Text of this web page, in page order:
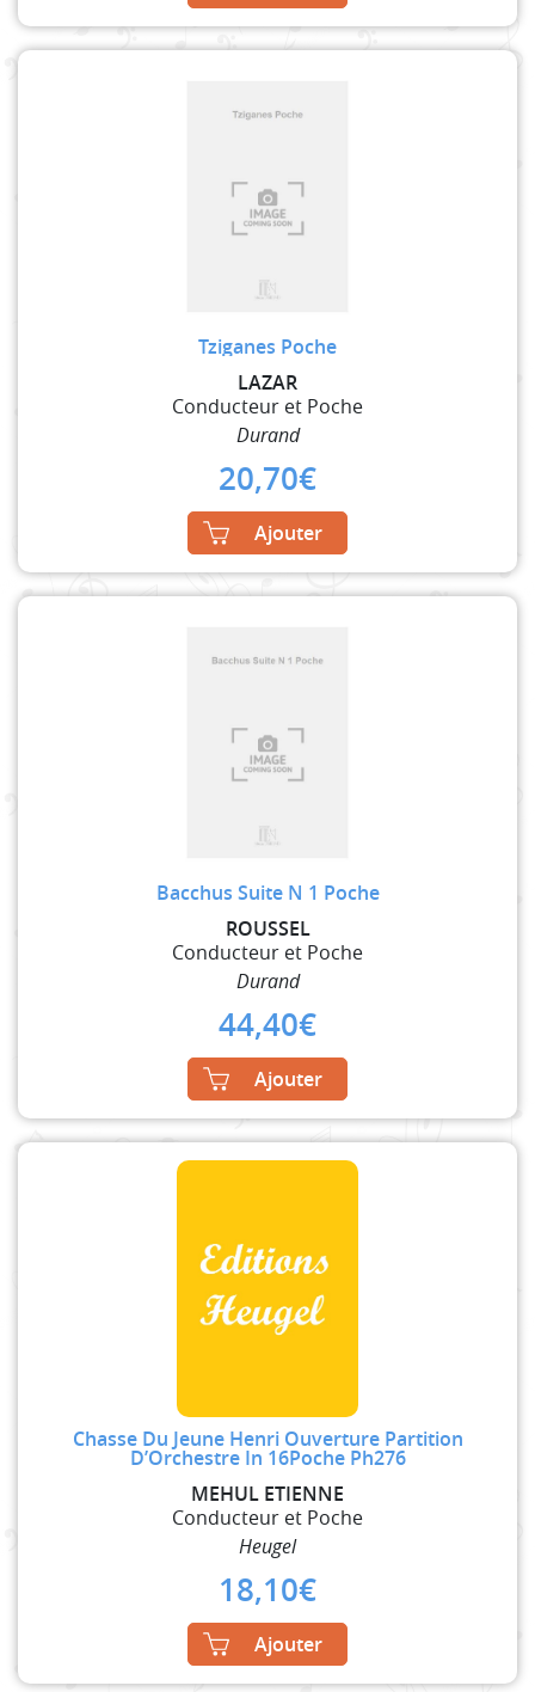
Tziganes Poche
LAZAR
Conducteur et Poche
Durand
20,70€
Ajouter
Bacchus Suite N 1 Poche
ROUSSEL
Conducteur et Poche
Durand
44,40€
Ajouter
Chasse Du Jeune Henri Ouverture Partition
D’Orchestre In 16Poche Ph276
MEHUL ETIENNE
Conducteur et Poche
Heugel
18,10€
Ajouter